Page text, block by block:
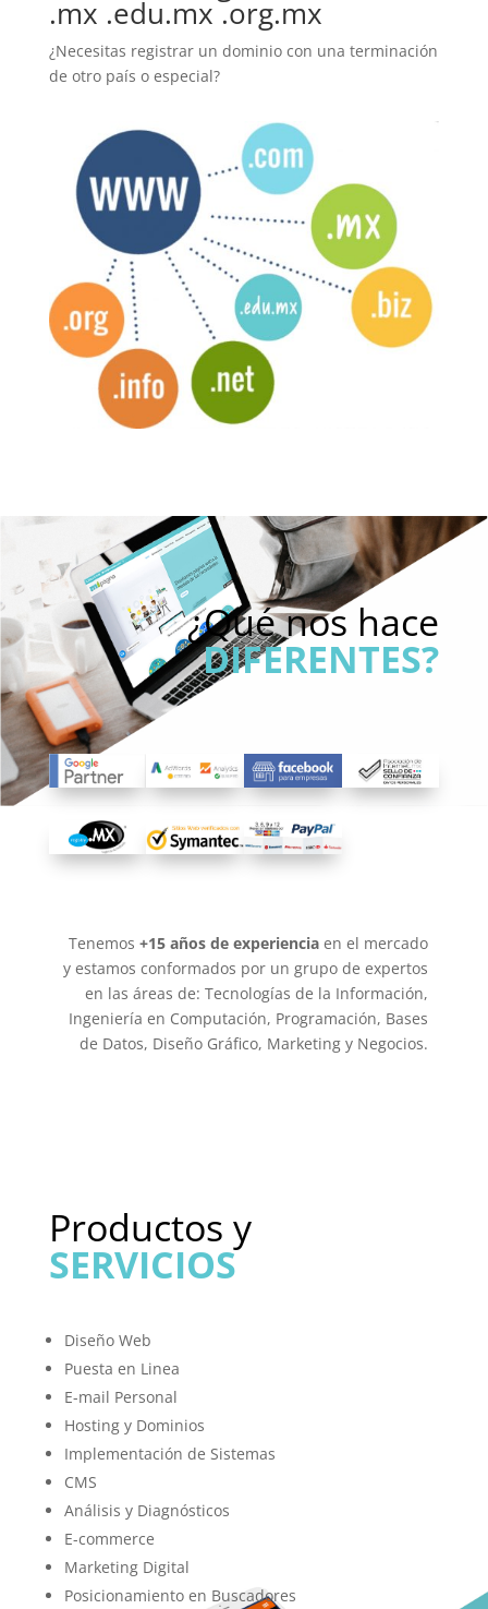
.mx .edu.mx .org.mx
¿Necesitas registrar un dominio con una terminación
de otro país o especial?
¿Qué nos hace
DIFERENTES?
Tenemos+15 años de experiencia en el mercado
y estamos conformados por un grupo de expertos
en las áreas de: Tecnologías de la Información,
Ingeniería en Computación, Programación, Bases
de Datos, Diseño Gráfico, Marketing y Negocios.
Productos y
SERVICIOS
Diseño Web
Puesta en Linea
E-mail Personal
Hosting y Dominios
Implementación de Sistemas
CMS
Análisis y Diagnósticos
E-commerce
Marketing Digital
Posicionamiento en Buscadores